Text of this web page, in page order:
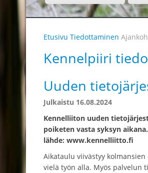
Etusivu Tiedottaminen
Kennelpiiri
Uuden
Julkaistu 16.08.2024
Kennelliiton uuden
poiketen vasta syksyn aikana.
lähde: www.kennelliitto.fi
Aikataulu viivästyy
vielä työn alla. Myös palvelun